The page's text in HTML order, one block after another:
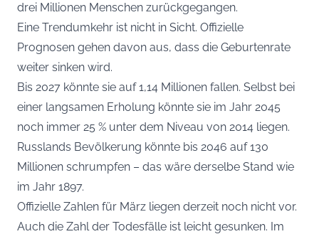
drei Millionen Menschen zurückgegangen.
Eine Trendumkehr ist nicht in Sicht. Offizielle
Prognosen gehen davon aus, dass die Geburtenrate
weiter sinken wird.
Bis 2027 könnte sie auf 1,14 Millionen fallen. Selbst bei
einer langsamen Erholung könnte sie im Jahr 2045
noch immer 25 % unter dem Niveau von 2014 liegen.
Russlands Bevölkerung könnte bis 2046 auf 130
Millionen schrumpfen – das wäre derselbe Stand wie
im Jahr 1897.
Offizielle Zahlen für März liegen derzeit noch nicht vor.
Auch die Zahl der Todesfälle ist leicht gesunken. Im